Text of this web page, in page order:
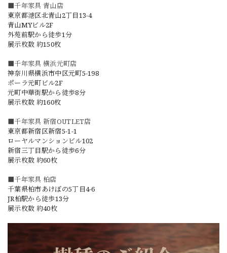
■千年家具 青山店
東京都港区北青山2丁目13-4
青山MYビル2F
外苑前駅から徒歩1分
展示枚数 約150枚
■千年家具 横浜元町店
神奈川県横浜市中区元町5-198
ポーラ元町ビル2F
元町中華街駅から徒歩8分
展示枚数 約160枚
■千年家具 新宿OUTLET店
東京都新宿区新宿5-1-1
ローヤルマンションビル102
新宿三丁目駅から徒歩6分
展示枚数 約60枚
■千年家具 柏店
千葉県柏市あけぼの5丁目4-6
JR柏駅から徒歩13分
展示枚数 約40枚